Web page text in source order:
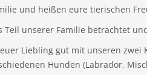
und heißen eure tierischen
Teil unserer Familie betrachtet
Liebling gut mit unseren
Hunden (Labrador,